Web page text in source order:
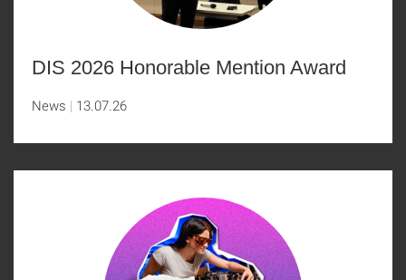
DIS 2026 Honorable Mention Award
News 13.07.26